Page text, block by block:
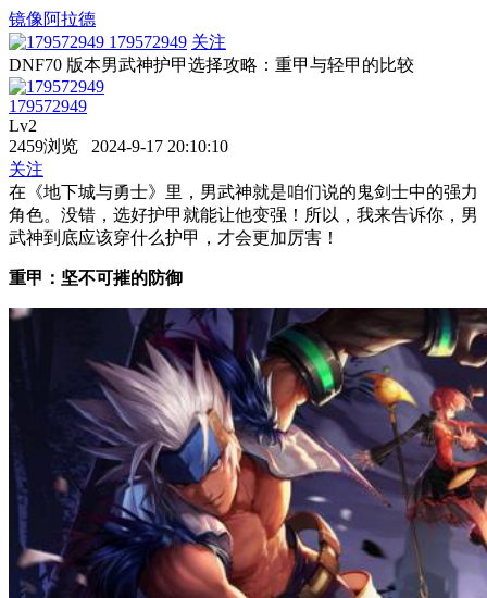
镜像阿拉德
179572949 关注
DNF70 版本男武神护甲选择攻略：重甲与轻甲的比较
179572949
Lv2
2459浏览 2024-9-17 20:10:10
关注
在《地下城与勇士》里，男武神就是咱们说的鬼剑士中的强力
角色。没错，选好护甲就能让他变强！所以，我来告诉你，男
武神到底应该穿什么护甲，才会更加厉害！
重甲：坚不可摧的防御